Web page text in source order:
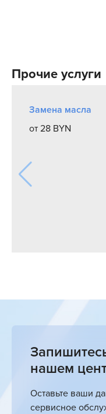
Прочие услуги
Замена масла
от 28 BYN
нашем
Оставьте ваши
сервисное